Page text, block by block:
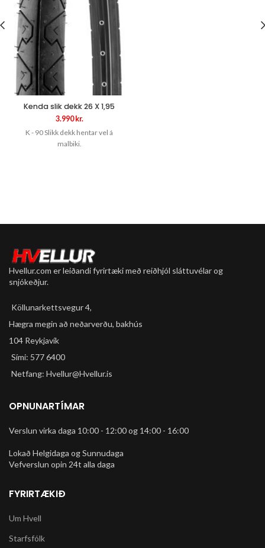
Kenda slik dekk 26 X 1,95
3.990 kr.
K - 90 Slikk dekk hentar vel á
malbiki.
Hvellur.com er leiðandi fyrirtæki með reiðhjól sláttuvélar og
snjókeðjur.
Köllunarkettsvegur 4,
Hægra megin að neðarverðu, bakhús
104 Reykjavík
Sími: 577 6400
Netfang: Hvellur@Hvellur.is
OPNUNARTÍMAR
Verslun virka daga 10:00 - 12:00 og 14:00 - 16:00
Lokað Helgidaga og Sunnudaga
Vefverslun opin 24t alla daga
FYRIRTÆKIÐ
Um Hvell
Starfsfólk